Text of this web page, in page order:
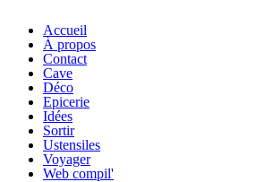
Accueil
À propos
Contact
Cave
Déco
Epicerie
Idées
Sortir
Ustensiles
Voyager
Web compil'